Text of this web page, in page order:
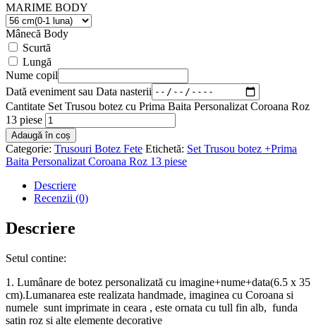
MARIME BODY
Mânecă Body
Scurtă
Lungă
Nume copil
Dată eveniment sau Data nasterii
Cantitate Set Trusou botez cu Prima Baita Personalizat Coroana Roz
13 piese
Adaugă în coș
Categorie: Trusouri Botez Fete Etichetă: Set Trusou botez +Prima
Baita Personalizat Coroana Roz 13 piese
Descriere
Recenzii (0)
Descriere
Setul contine:
1. Lumânare de botez personalizată cu imagine+nume+data(6.5 x 35
cm).Lumanarea este realizata handmade, imaginea cu Coroana si
numele sunt imprimate in ceara , este ornata cu tull fin alb, funda
satin roz si alte elemente decorative